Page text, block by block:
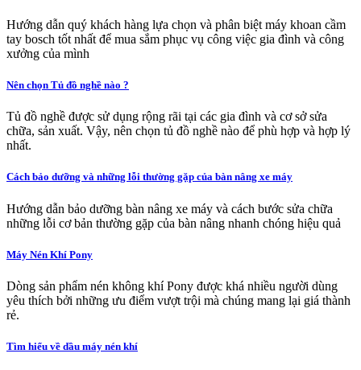
Hướng dẫn quý khách hàng lựa chọn và phân biệt máy khoan cầm
tay bosch tốt nhất để mua sắm phục vụ công việc gia đình và công
xưởng của mình
Nên chọn Tủ đồ nghề nào ?
Tủ đồ nghề được sử dụng rộng rãi tại các gia đình và cơ sở sửa
chữa, sản xuất. Vậy, nên chọn tủ đồ nghề nào để phù hợp và hợp lý
nhất.
Cách bảo dưỡng và những lỗi thường gặp của bàn nâng xe máy
Hướng dẫn bảo dưỡng bàn nâng xe máy và cách bước sửa chữa
những lỗi cơ bản thường gặp của bàn nâng nhanh chóng hiệu quả
Máy Nén Khí Pony
Dòng sản phẩm nén không khí Pony được khá nhiều người dùng
yêu thích bởi những ưu điểm vượt trội mà chúng mang lại giá thành
rẻ.
Tìm hiểu về dầu máy nén khí